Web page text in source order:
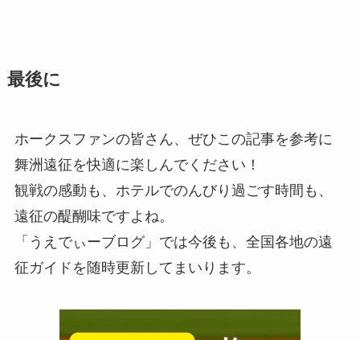
最後に
ホークスファンの皆さん、ぜひこの記事を参考に
舞洲遠征を快適に楽しんでください！
観戦の感動も、ホテルでのんびり過ごす時間も、
遠征の醍醐味ですよね。
「うえでぃーブログ」では今後も、全国各地の遠
征ガイドを随時更新してまいります。